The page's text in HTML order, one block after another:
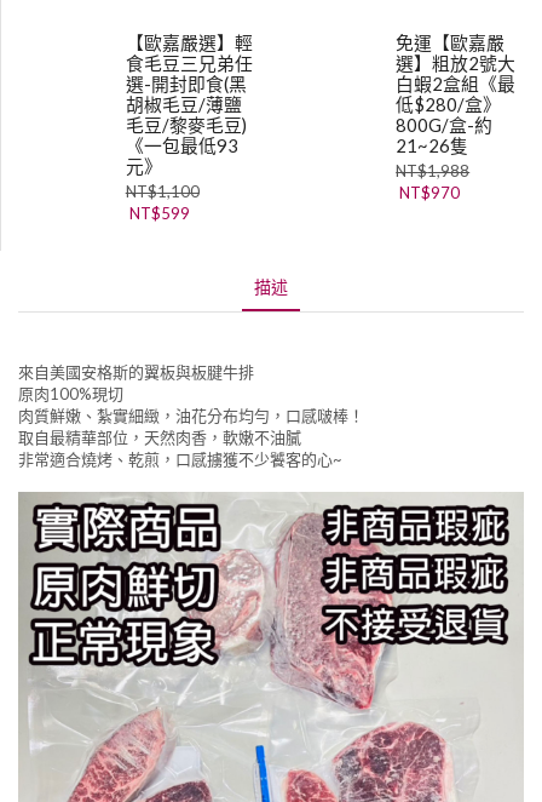
【歐嘉嚴選】輕
食毛豆三兄弟任
選-開封即食(黑
胡椒毛豆/薄鹽
毛豆/黎麥毛豆)
《一包最低93
元》
NT$1,100
NT$599
免運【歐嘉嚴
選】粗放2號大
白蝦2盒組《最
低$280/盒》
800G/盒-約
21~26隻
NT$1,988
NT$970
描述
來自美國安格斯的翼板與板腱牛排
原肉100%現切
肉質鮮嫩、紮實細緻，油花分布均勻，口感啵棒！
取自最精華部位，天然肉香，軟嫩不油膩
非常適合燒烤、乾煎，口感擄獲不少饕客的心~